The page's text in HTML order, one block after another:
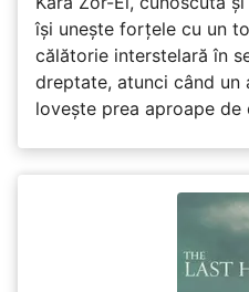
își unește forțele cu un
călătorie interstelară în
dreptate, atunci când un
lovește prea aproape de